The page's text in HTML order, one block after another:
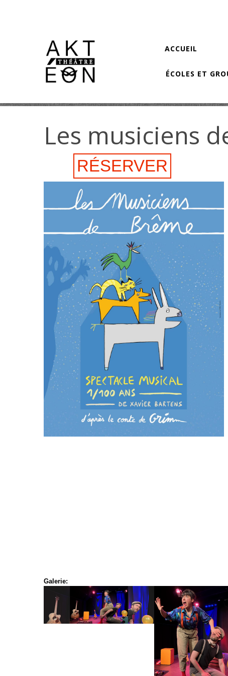
ACCUEIL
ÉCOLES ET
Les musiciens
RÉSERVER
Galerie: